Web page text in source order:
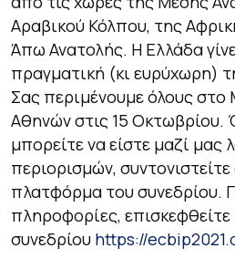
Αραβικού Κόλπου, της
Άπω Ανατολής. Η Ελλάδα
πραγματική (κι ευρύχωρη)
Σας περιμένουμε όλους
Αθηνών στις 15 Οκτωβρίου.
μπορείτε να είστε μαζί
περιορισμών, συντονιστείτε
πλατφόρμα του συνεδρίου.
πληροφορίες, επισκεφθείτε
συνεδρίου https://